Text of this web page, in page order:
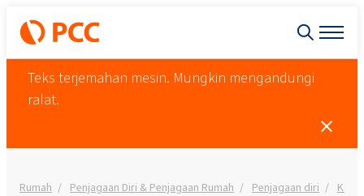
Teks terjemahan mesin. Mungkin mengandungi
ralat.
Rumah Penjagaan Diri & Penjagaan Rumah Penjagaan diri